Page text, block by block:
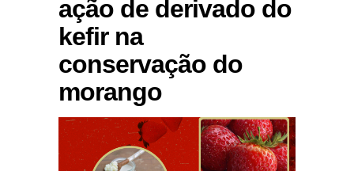
ação de derivado do
kefir na
conservação do
morango